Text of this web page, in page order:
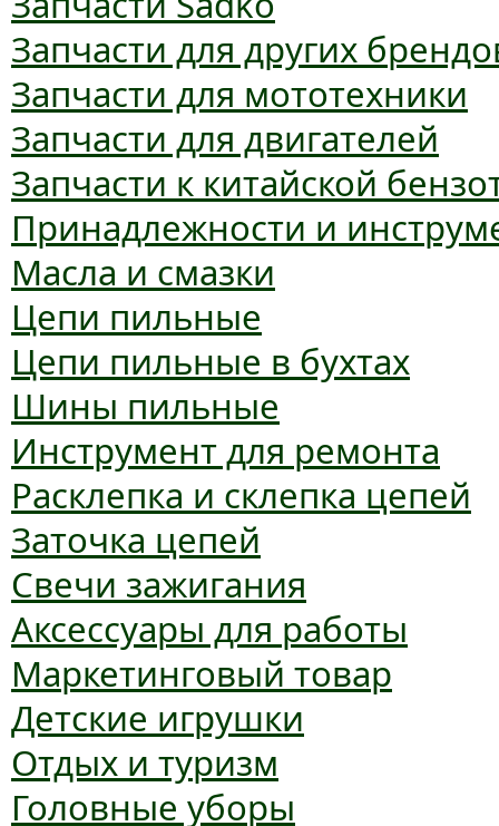
Запчасти для других
Запчасти для мототехники
Запчасти для двигателей
Запчасти к китайской
Принадлежности и
Масла и смазки
Цепи пильные
Цепи пильные в бухтах
Шины пильные
Инструмент для ремонта
Расклепка и склепка цепей
Заточка цепей
Свечи зажигания
Аксессуары для работы
Маркетинговый товар
Детские игрушки
Отдых и туризм
Головные уборы